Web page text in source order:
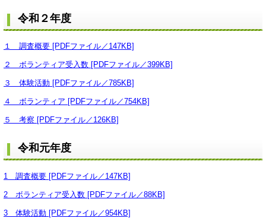
令和２年度
１ 調査概要 [PDFファイル／147KB]
２ ボランティア受入数 [PDFファイル／399KB]
３ 体験活動 [PDFファイル／785KB]
４ ボランティア [PDFファイル／754KB]
５ 考察 [PDFファイル／126KB]
令和元年度
1 調査概要 [PDFファイル／147KB]
2 ボランティア受入数 [PDFファイル／88KB]
3 体験活動 [PDFファイル／954KB]